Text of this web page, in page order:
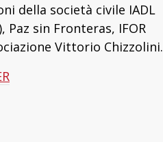
della società civile IADL
sin Fronteras, IFOR
Vittorio Chizzolini.